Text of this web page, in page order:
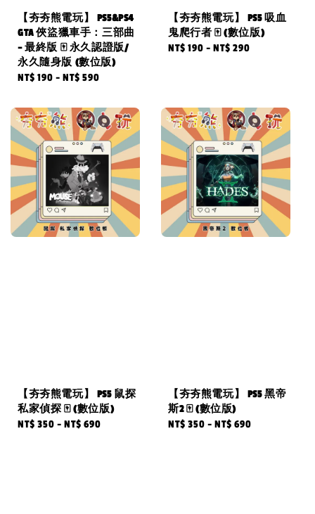
【夯夯熊電玩】 PS5&PS4
GTA 俠盜獵車手：三部曲
– 最終版 🀄 永久認證版/
永久隨身版 (數位版)
Regular
NT$ 190 -NT$ 590
【夯夯熊電玩】 PS5 吸血
鬼爬行者 🀄 (數位版)
Regular
NT$ 190 -NT$ 290
【夯夯熊電玩】 PS5 鼠探
私家偵探 🀄 (數位版)
Regular
NT$ 350 -NT$ 690
【夯夯熊電玩】 PS5 黑帝
斯2 🀄 (數位版)
Regular
NT$ 350 -NT$ 690